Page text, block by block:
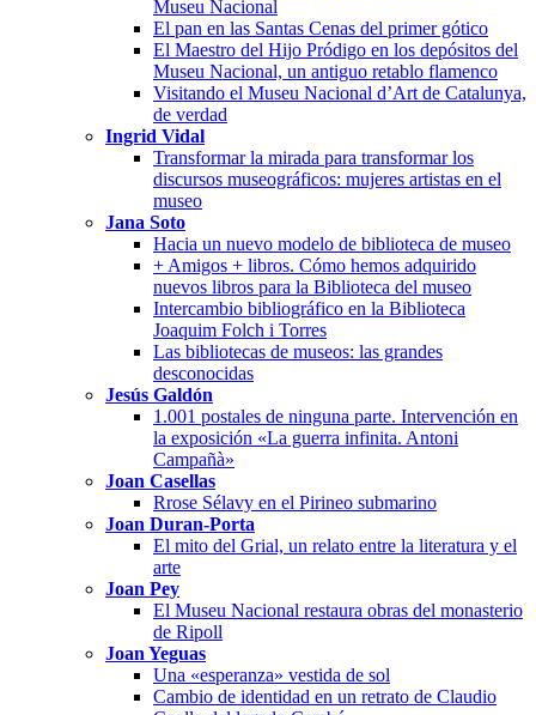
Museu Nacional
El pan en las Santas Cenas del primer gótico
El Maestro del Hijo Pródigo en los depósitos del
Museu Nacional, un antiguo retablo flamenco
Visitando el Museu Nacional d’Art de Catalunya,
de verdad
Ingrid Vidal
Transformar la mirada para transformar los
discursos museográficos: mujeres artistas en el
museo
Jana Soto
Hacia un nuevo modelo de biblioteca de museo
+ Amigos + libros. Cómo hemos adquirido
nuevos libros para la Biblioteca del museo
Intercambio bibliográfico en la Biblioteca
Joaquim Folch i Torres
Las bibliotecas de museos: las grandes
desconocidas
Jesús Galdón
1.001 postales de ninguna parte. Intervención en
la exposición «La guerra infinita. Antoni
Campañà»
Joan Casellas
Rrose Sélavy en el Pirineo submarino
Joan Duran-Porta
El mito del Grial, un relato entre la literatura y el
arte
Joan Pey
El Museu Nacional restaura obras del monasterio
de Ripoll
Joan Yeguas
Una «esperanza» vestida de sol
Cambio de identidad en un retrato de Claudio